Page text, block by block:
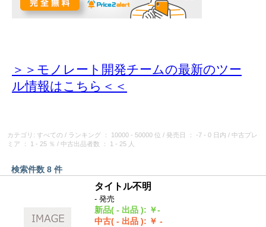
＞＞モノレート開発チームの最新のツー
ル情報はこちら＜＜
カテゴリ: すべての / ランキング ： 10000 - 50000 位 / 発売日 ： -7 - 0 日内 / 中古プレ
ミア
： 1 - 25 ％ / 中古出品者数 ： 1 - 25 人
検索件数 8 件
タイトル不明
- 発売
新品( - 出品 ): ￥-
中古( - 出品 ): ￥ -